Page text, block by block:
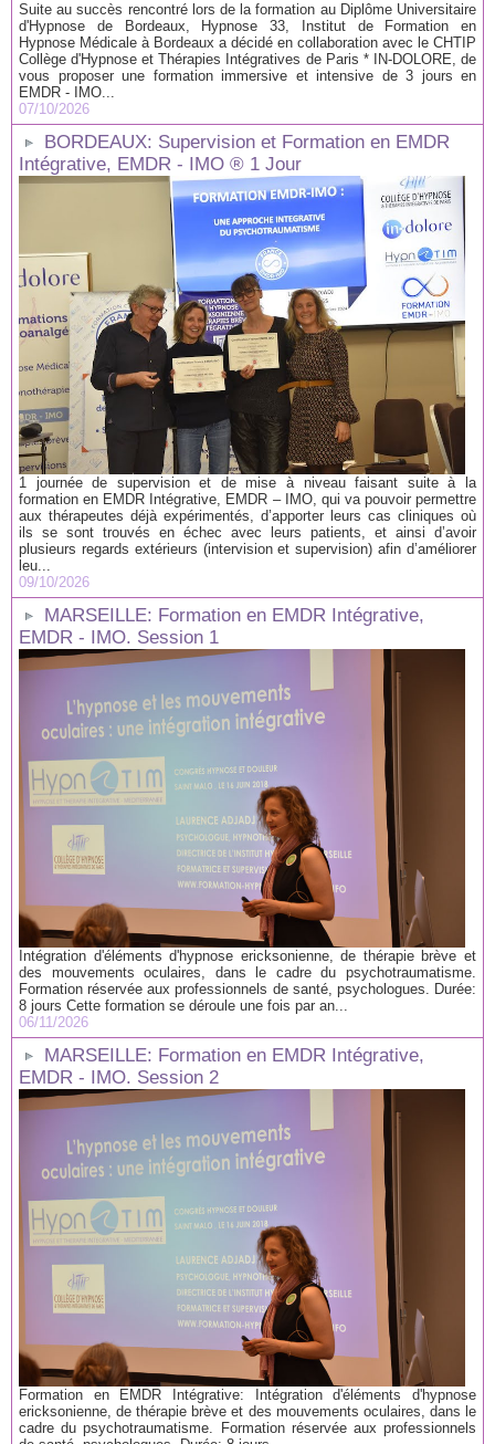
Suite au succès rencontré lors de la formation au Diplôme Universitaire
d'Hypnose de Bordeaux, Hypnose 33, Institut de Formation en
Hypnose Médicale à Bordeaux a décidé en collaboration avec le CHTIP
Collège d'Hypnose et Thérapies Intégratives de Paris * IN-DOLORE, de
vous proposer une formation immersive et intensive de 3 jours en
EMDR - IMO...
07/10/2026
BORDEAUX: Supervision et Formation en EMDR
Intégrative, EMDR - IMO ® 1 Jour
1 journée de supervision et de mise à niveau faisant suite à la
formation en EMDR Intégrative, EMDR – IMO, qui va pouvoir permettre
aux thérapeutes déjà expérimentés, d’apporter leurs cas cliniques où
ils se sont trouvés en échec avec leurs patients, et ainsi d’avoir
plusieurs regards extérieurs (intervision et supervision) afin d’améliorer
leu...
09/10/2026
MARSEILLE: Formation en EMDR Intégrative,
EMDR - IMO. Session 1
Intégration d'éléments d'hypnose ericksonienne, de thérapie brève et
des mouvements oculaires, dans le cadre du psychotraumatisme.
Formation réservée aux professionnels de santé, psychologues. Durée:
8 jours Cette formation se déroule une fois par an...
06/11/2026
MARSEILLE: Formation en EMDR Intégrative,
EMDR - IMO. Session 2
Formation en EMDR Intégrative: Intégration d'éléments d'hypnose
ericksonienne, de thérapie brève et des mouvements oculaires, dans le
cadre du psychotraumatisme. Formation réservée aux professionnels